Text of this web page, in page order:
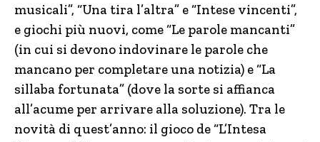
musicali”, “Una tira l’altra” e “Intese vincenti”,
e giochi più nuovi, come “Le parole mancanti”
(in cui si devono indovinare le parole che
mancano per completare una notizia) e “La
sillaba fortunata” (dove la sorte si affianca
all’acume per arrivare alla soluzione). Tra le
novità di quest’anno: il gioco de “L’Intesa